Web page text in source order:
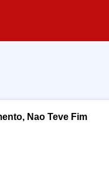
Nao Teve Fim